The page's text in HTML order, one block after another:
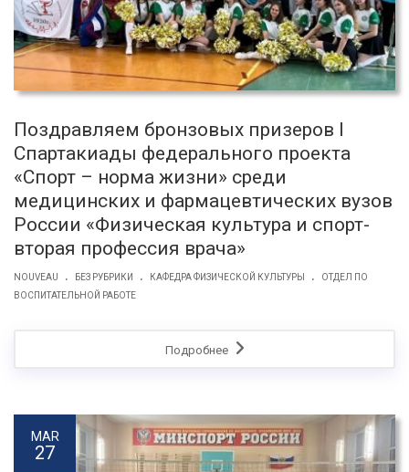
Поздравляем бронзовых призеров I
Спартакиады федерального проекта
«Спорт – норма жизни» среди
медицинских и фармацевтических вузов
России «Физическая культура и спорт-
вторая профессия врача»
NOUVEAU . БЕЗ РУБРИКИ . КАФЕДРА ФИЗИЧЕСКОЙ КУЛЬТУРЫ .
ОТДЕЛ ПО
ВОСПИТАТЕЛЬНОЙ РАБОТЕ
Подробнее
MAR
27